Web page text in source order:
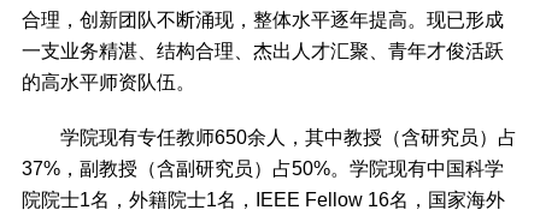
合理，创新团队不断涌现，整体水平逐年提高。现已形成
一支业务精湛、结构合理、杰出人才汇聚、青年才俊活跃
的高水平师资队伍。
学院现有专任教师650余人，其中教授（含研究员）占
37%，副教授（含副研究员）占50%。学院现有中国科学
院院士1名，外籍院士1名，IEEE Fellow 16名，国家海外